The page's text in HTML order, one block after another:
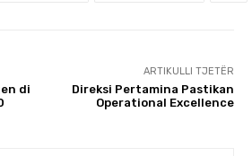
di
ARTIKULLI TJETËR
Direksi Pertamina Pastikan
Operational Excellence